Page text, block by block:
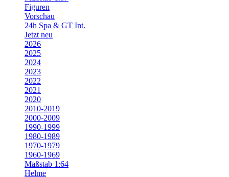
Figuren
Vorschau
24h Spa & GT Int.
Jetzt neu
2026
2025
2024
2023
2022
2021
2020
2010-2019
2000-2009
1990-1999
1980-1989
1970-1979
1960-1969
Maßstab 1:64
Helme